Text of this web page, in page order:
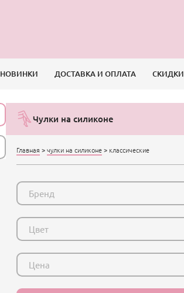
НОВИНКИ ДОСТАВКА И ОПЛАТА СКИДКИ
Чулки на силиконе
Главная > чулки на силиконе > классические
Бренд
Цвет
Цена